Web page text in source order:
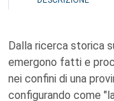
Dalla ricerca storica
emergono fatti e
nei confini di una
configurando come